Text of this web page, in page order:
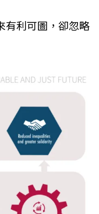
有利可圖，卻忽略